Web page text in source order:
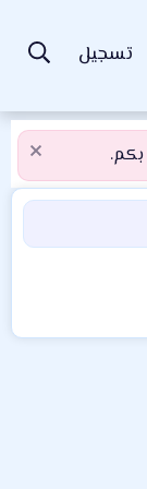
تسجيل
بكم.